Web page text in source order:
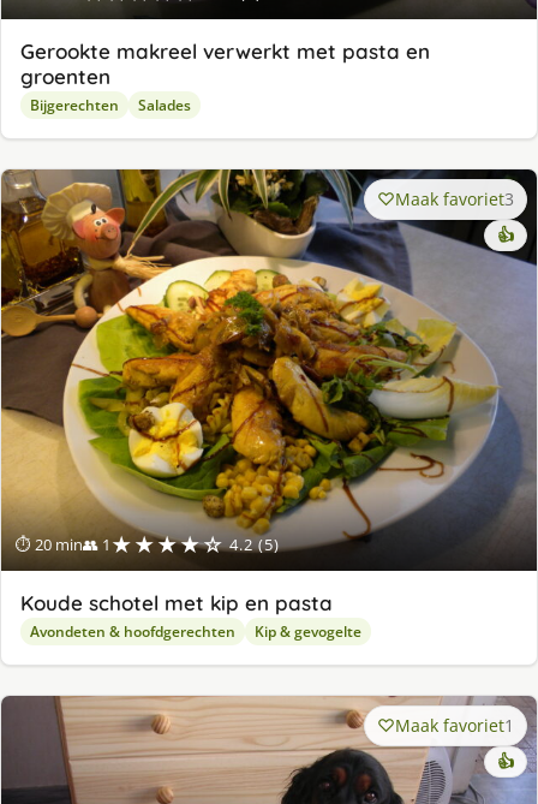
Gerookte makreel verwerkt met pasta en
groenten
Bijgerechten Salades
⏱ 20 min👥 1★★★★☆ 4.2 (5)
Maak favoriet3
👍
Koude schotel met kip en pasta
Avondeten & hoofdgerechten Kip & gevogelte
Maak favoriet1
👍